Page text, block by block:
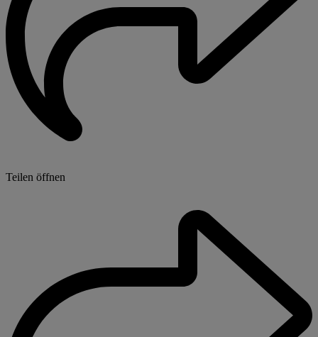
Teilen öffnen